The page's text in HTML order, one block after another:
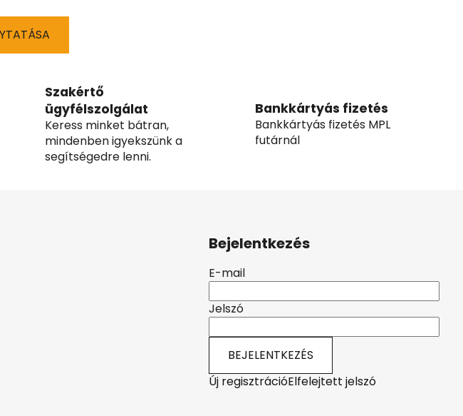
Szakértő
ügyfélszolgálat
Keress minket bátran,
mindenben igyekszünk a
segítségedre lenni.
Bankkártyás fizetés
Bankkártyás fizetés MPL
futárnál
Bejelentkezés
E-mail
Jelszó
BEJELENTKEZÉS
Új regisztrációElfelejtett jelszó